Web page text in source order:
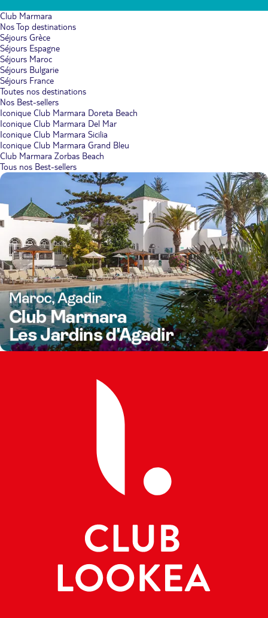
Club Marmara
Nos Top destinations
Séjours Grèce
Séjours Espagne
Séjours Maroc
Séjours Bulgarie
Séjours France
Toutes nos destinations
Nos Best-sellers
Iconique Club Marmara Doreta Beach
Iconique Club Marmara Del Mar
Iconique Club Marmara Sicilia
Iconique Club Marmara Grand Bleu
Club Marmara Zorbas Beach
Tous nos Best-sellers